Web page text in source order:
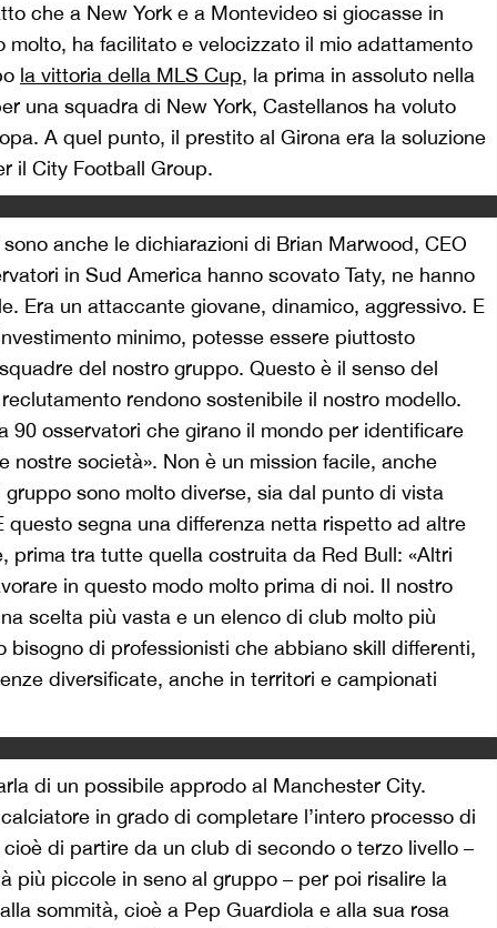
che a New York e a Montevideo si giocasse in
molto, ha facilitato e velocizzato il mio adattamento
la vittoria della MLS Cup, la prima in assoluto nella
una squadra di New York, Castellanos ha voluto
A quel punto, il prestito al Girona era la soluzione
il City Football Group.
anche le dichiarazioni di Brian Marwood, CEO
in Sud America hanno scovato Taty, ne hanno
Era un attaccante giovane, dinamico, aggressivo. E
minimo, potesse essere piuttosto
del nostro gruppo. Questo è il senso del
rendono sostenibile il nostro modello.
90 osservatori che girano il mondo per identificare
nostre società». Non è un mission facile, anche
sono molto diverse, sia dal punto di vista
questo segna una differenza netta rispetto ad altre
prima tra tutte quella costruita da Red Bull: «Altri
in questo modo molto prima di noi. Il nostro
scelta più vasta e un elenco di club molto più
bisogno di professionisti che abbiano skill differenti,
diversificate, anche in territori e campionati
di un possibile approdo al Manchester City.
in grado di completare l’intero processo di
di partire da un club di secondo o terzo livello –
più piccole in seno al gruppo – per poi risalire la
sommità, cioè a Pep Guardiola e alla sua rosa